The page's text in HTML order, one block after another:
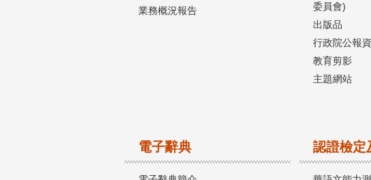
業務概況報告
委員會)
出版品
行政院公報
教育剪影
主題網站
電子辭典 認證檢定